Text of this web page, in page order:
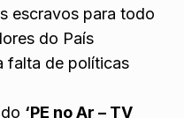
escravos para todo
do País
falta de políticas
‘PE no Ar – TV